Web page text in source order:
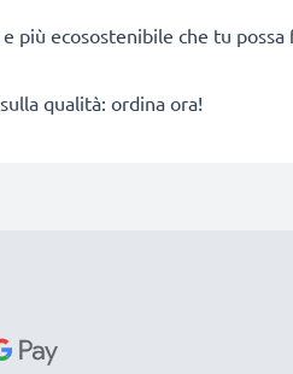
più ecosostenibile che tu
qualità: ordina ora!